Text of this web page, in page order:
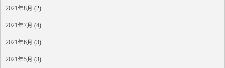
2021年8月 (2)
2021年7月 (4)
2021年6月 (3)
2021年5月 (3)